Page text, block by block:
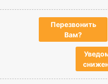
Перезвонить
Вам?